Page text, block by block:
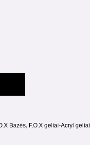
Bazės, F.O.X geliai-Acryl geliai